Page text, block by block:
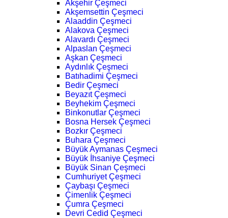
Akşehir Çeşmeci
Akşemsettin Çeşmeci
Alaaddin Çeşmeci
Alakova Çeşmeci
Alavardı Çeşmeci
Alpaslan Çeşmeci
Aşkan Çeşmeci
Aydınlık Çeşmeci
Batıhadimi Çeşmeci
Bedir Çeşmeci
Beyazıt Çeşmeci
Beyhekim Çeşmeci
Binkonutlar Çeşmeci
Bosna Hersek Çeşmeci
Bozkır Çeşmeci
Buhara Çeşmeci
Büyük Aymanas Çeşmeci
Büyük İhsaniye Çeşmeci
Büyük Sinan Çeşmeci
Cumhuriyet Çeşmeci
Çaybaşı Çeşmeci
Çimenlik Çeşmeci
Çumra Çeşmeci
Devri Cedid Çeşmeci